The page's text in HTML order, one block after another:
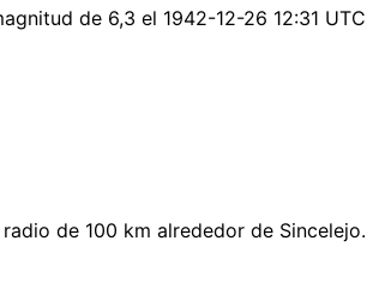
de 6,3 el 1942-12-26 12:31
de 100 km alrededor de Sincelejo.